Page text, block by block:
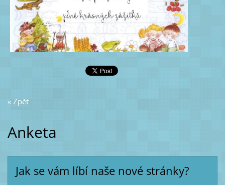
« Zpět
Anketa
Jak se vám líbí naše nové stránky?